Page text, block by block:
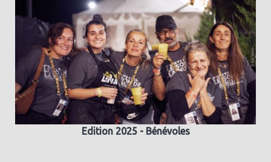
Edition 2025 - Bénévoles